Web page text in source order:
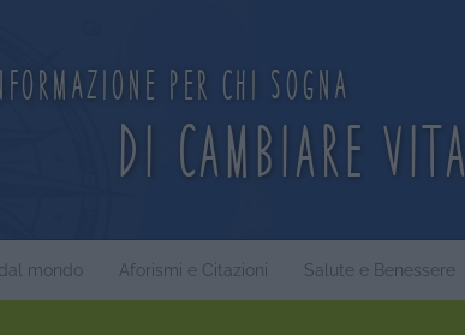
per chi sogna
di cambiare vita
mondo Aforismi e Citazioni Salute e Benessere